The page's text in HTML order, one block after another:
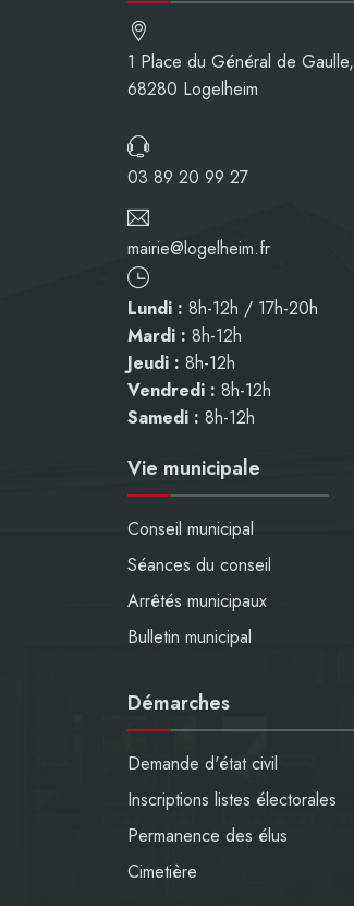
1 Place du Général de Gaulle,
68280 Logelheim
03 89 20 99 27
mairie@logelheim.fr
Lundi : 8h-12h / 17h-20h
Mardi : 8h-12h
Jeudi : 8h-12h
Vendredi : 8h-12h
Samedi : 8h-12h
Vie municipale
Conseil municipal
Séances du conseil
Arrêtés municipaux
Bulletin municipal
Démarches
Demande d'état civil
Inscriptions listes électorales
Permanence des élus
Cimetière